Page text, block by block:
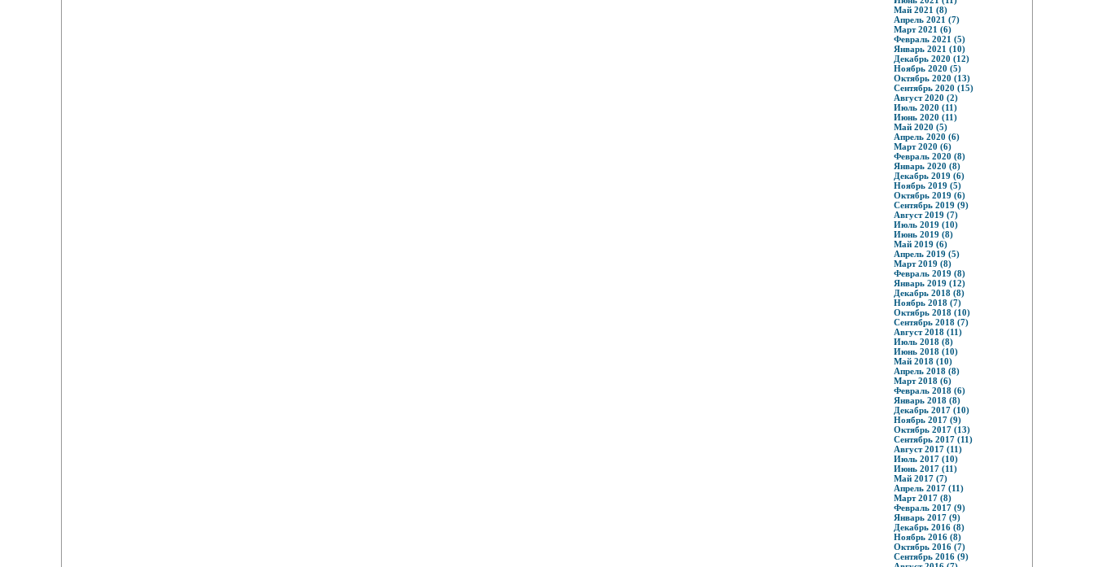
Май 2021 (8)
Апрель 2021 (7)
Март 2021 (6)
Февраль 2021 (5)
Январь 2021 (10)
Декабрь 2020 (12)
Ноябрь 2020 (5)
Октябрь 2020 (13)
Сентябрь 2020 (15)
Август 2020 (2)
Июль 2020 (11)
Июнь 2020 (11)
Май 2020 (5)
Апрель 2020 (6)
Март 2020 (6)
Февраль 2020 (8)
Январь 2020 (8)
Декабрь 2019 (6)
Ноябрь 2019 (5)
Октябрь 2019 (6)
Сентябрь 2019 (9)
Август 2019 (7)
Июль 2019 (10)
Июнь 2019 (8)
Май 2019 (6)
Апрель 2019 (5)
Март 2019 (8)
Февраль 2019 (8)
Январь 2019 (12)
Декабрь 2018 (8)
Ноябрь 2018 (7)
Октябрь 2018 (10)
Сентябрь 2018 (7)
Август 2018 (11)
Июль 2018 (8)
Июнь 2018 (10)
Май 2018 (10)
Апрель 2018 (8)
Март 2018 (6)
Февраль 2018 (6)
Январь 2018 (8)
Декабрь 2017 (10)
Ноябрь 2017 (9)
Октябрь 2017 (13)
Сентябрь 2017 (11)
Август 2017 (11)
Июль 2017 (10)
Июнь 2017 (11)
Май 2017 (7)
Апрель 2017 (11)
Март 2017 (8)
Февраль 2017 (9)
Январь 2017 (9)
Декабрь 2016 (8)
Ноябрь 2016 (8)
Октябрь 2016 (7)
Сентябрь 2016 (9)